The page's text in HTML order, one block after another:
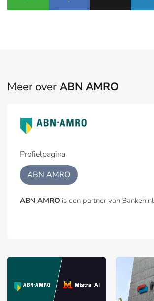
Meer over ABN AMRO
Profielpagina
ABN AMRO
ABN AMRO is een partner van Banken.nl